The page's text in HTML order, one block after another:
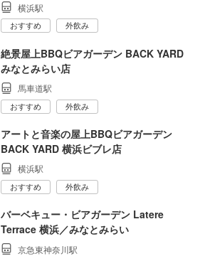
横浜駅
おすすめ 外飲み
絶景屋上BBQビアガーデン BACK YARD
みなとみらい店
馬車道駅
おすすめ 外飲み
アートと音楽の屋上BBQビアガーデン
BACK YARD 横浜ビブレ店
横浜駅
おすすめ 外飲み
バーベキュー・ビアガーデン Latere
Terrace 横浜／みなとみらい
京急東神奈川駅